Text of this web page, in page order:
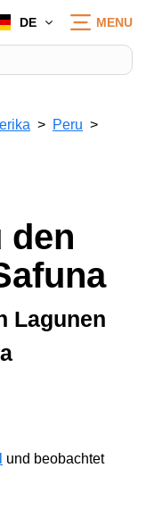
DE MENU
Peru
den
Lagunen
und beobachtet